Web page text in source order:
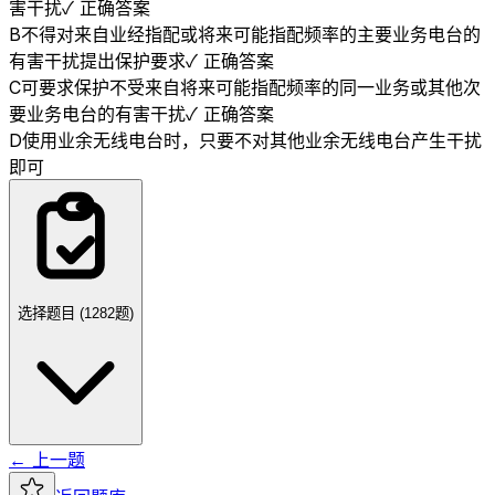
害干扰✓ 正确答案
B不得对来自业经指配或将来可能指配频率的主要业务电台的
有害干扰提出保护要求✓ 正确答案
C可要求保护不受来自将来可能指配频率的同一业务或其他次
要业务电台的有害干扰✓ 正确答案
D使用业余无线电台时，只要不对其他业余无线电台产生干扰
即可
选择题目 (1282题)
← 上一题